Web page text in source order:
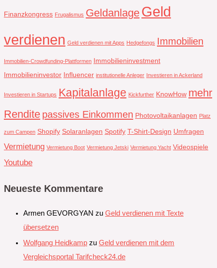
Finanzkongress Frugalismus Geldanlage Geld
verdienen Geld verdienen mit Apps Hedgefongs Immobilien
Immobilien-Crowdfunding-Plattformen Immobilieninvestment
Immobilieninvestor Influencer institutionelle Anleger Investieren in Ackerland
Investieren in Startups Kapitalanlage Kickfurther KnowHow mehr
Rendite passives Einkommen Photovoltaikanlagen Platz
zum Campen Shopify Solaranlagen Spotify T-Shirt-Design Umfragen
Vermietung Vermietung Boot Vermietung Jetski Vermietung Yacht Videospiele
Youtube
Neueste Kommentare
Armen GEVORGYAN zu Geld verdienen mit Texte
übersetzen
Wolfgang Heidkamp zu Geld verdienen mit dem
Vergleichsportal Tarifcheck24.de